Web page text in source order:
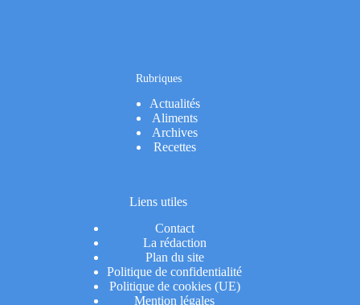
Rubriques
Actualités
Aliments
Archives
Recettes
Liens utiles
Contact
La rédaction
Plan du site
Politique de confidentialité
Politique de cookies (UE)
Mention légales